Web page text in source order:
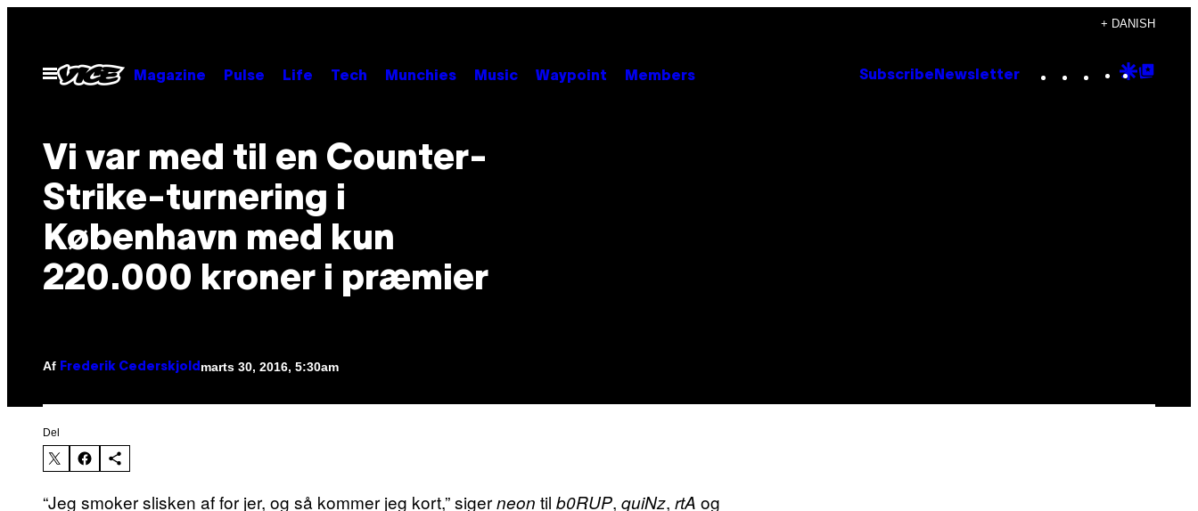
indhold
+ DANISH
Åbn
Menu
Magazine Pulse Life Tech Munchies Music Waypoint Members Subscribe Newsletter Instagram
TikTok
YouTube
Google
Vi var med til en Counter-
Strike-turnering i
København med kun
220.000 kroner i præmier
Af Frederik Cederskjold marts 30, 2016, 5:30am
Del
“Jeg smoker slisken af for jer, og så kommer jeg kort,” sigerneon til b0RUP, quiNz, rtA og